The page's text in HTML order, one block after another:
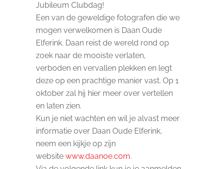
Jubileum Clubdag!
Een van de geweldige fotografen die we
mogen verwelkomen is Daan Oude
Elferink. Daan reist de wereld rond op
zoek naar de mooiste verlaten,
verboden en vervallen plekken en legt
deze op een prachtige manier vast. Op 1
oktober zal hij hier meer over vertellen
en laten zien.
Kun je niet wachten en wil je alvast meer
informatie over Daan Oude Elferink,
neem een kijkje op zijn
website www.daanoe.com.